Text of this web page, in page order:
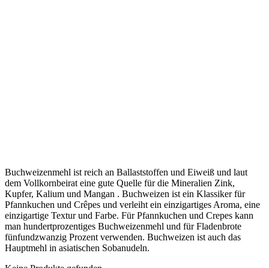
Buchweizenmehl ist reich an Ballaststoffen und Eiweiß und laut
dem Vollkornbeirat eine gute Quelle für die Mineralien Zink,
Kupfer, Kalium und Mangan . Buchweizen ist ein Klassiker für
Pfannkuchen und Crêpes und verleiht ein einzigartiges Aroma, eine
einzigartige Textur und Farbe. Für Pfannkuchen und Crepes kann
man hundertprozentiges Buchweizenmehl und für Fladenbrote
fünfundzwanzig Prozent verwenden. Buchweizen ist auch das
Hauptmehl in asiatischen Sobanudeln.